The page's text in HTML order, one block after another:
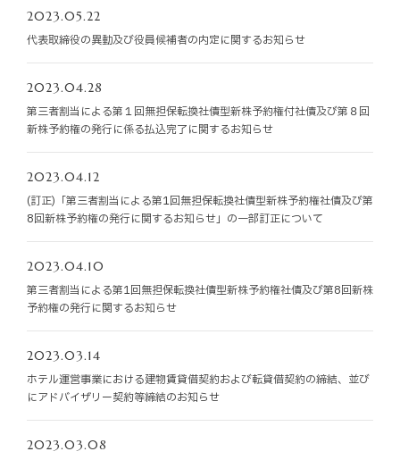
お知らせ
お役立ちコラム
お問い合わせ
2023.05.22
代表取締役の異動及び役員候補者の内定に関するお知らせ
2023.04.28
第三者割当による第１回無担保転換社債型新株予約権付社債及び第８回
新株予約権の発行に係る払込完了に関するお知らせ
2023.04.12
(訂正)「第三者割当による第1回無担保転換社債型新株予約権社債及び第
8回新株予約権の発行に関するお知らせ」の一部訂正について
2023.04.10
第三者割当による第1回無担保転換社債型新株予約権社債及び第8回新株
予約権の発行に関するお知らせ
2023.03.14
ホテル運営事業における建物賃貸借契約および転貸借契約の締結、並び
にアドバイザリー契約等締結のお知らせ
2023.03.08